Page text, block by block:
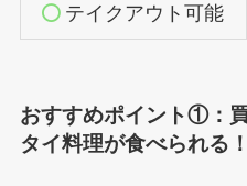
テイクアウト可能
おすすめポイント①：
タイ料理が食べられる！